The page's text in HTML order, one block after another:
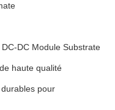
DC Module Substrate
haute qualité
pour